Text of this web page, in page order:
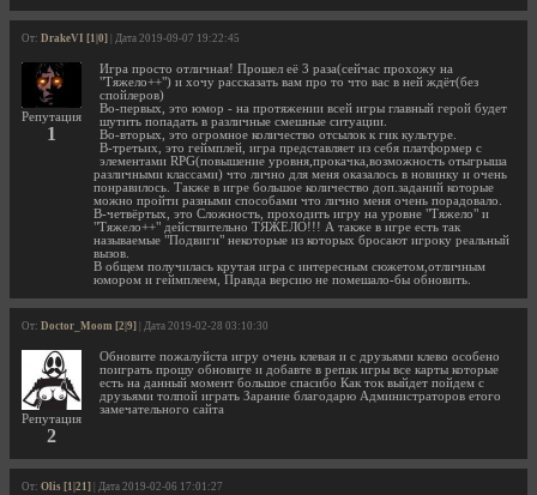
От: DrakeVI [1|0] | Дата 2019-09-07 19:22:45
Репутация
1
Игра просто отличная! Прошел её 3 раза(сейчас прохожу на
"Тяжело++") и хочу рассказать вам про то что вас в ней ждёт(без
спойлеров)
Во-первых, это юмор - на протяжении всей игры главный герой будет
шутить попадать в различные смешные ситуации.
Во-вторых, это огромное количество отсылок к гик культуре.
В-третьих, это геймплей, игра представляет из себя платформер с
элементами RPG(повышение уровня,прокачка,возможность отыгрыша
различными классами) что лично для меня оказалось в новинку и очень
понравилось. Также в игре большое количество доп.заданий которые
можно пройти разными способами что лично меня очень порадовало.
В-четвёртых, это Сложность, проходить игру на уровне "Тяжело" и
"Тяжело++" действительно ТЯЖЕЛО!!! А также в игре есть так
называемые "Подвиги" некоторые из которых бросают игроку реальный
вызов.
В общем получилась крутая игра с интересным сюжетом,отличным
юмором и геймплеем, Правда версию не помешало-бы обновить.
От: Doctor_Moom [2|9] | Дата 2019-02-28 03:10:30
Репутация
2
Обновите пожалуйста игру очень клевая и с друзьями клево особено
поиграть прошу обновите и добавте в репак игры все карты которые
есть на данный момент большое спасибо Как ток выйдет пойдем с
друзьями толпой играть Зарание благодарю Администраторов етого
замечательного сайта
От: Olis [1|21] | Дата 2019-02-06 17:01:27